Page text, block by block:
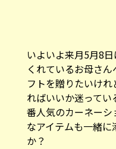
いよいよ来月5月8
くれているお母さ
フトを贈りたいけ
ればいいか迷って
番人気のカーネー
なアイテムも一緒に
か？